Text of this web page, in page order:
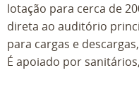
lotação para cerca de
direta ao auditório
para cargas e
É apoiado por